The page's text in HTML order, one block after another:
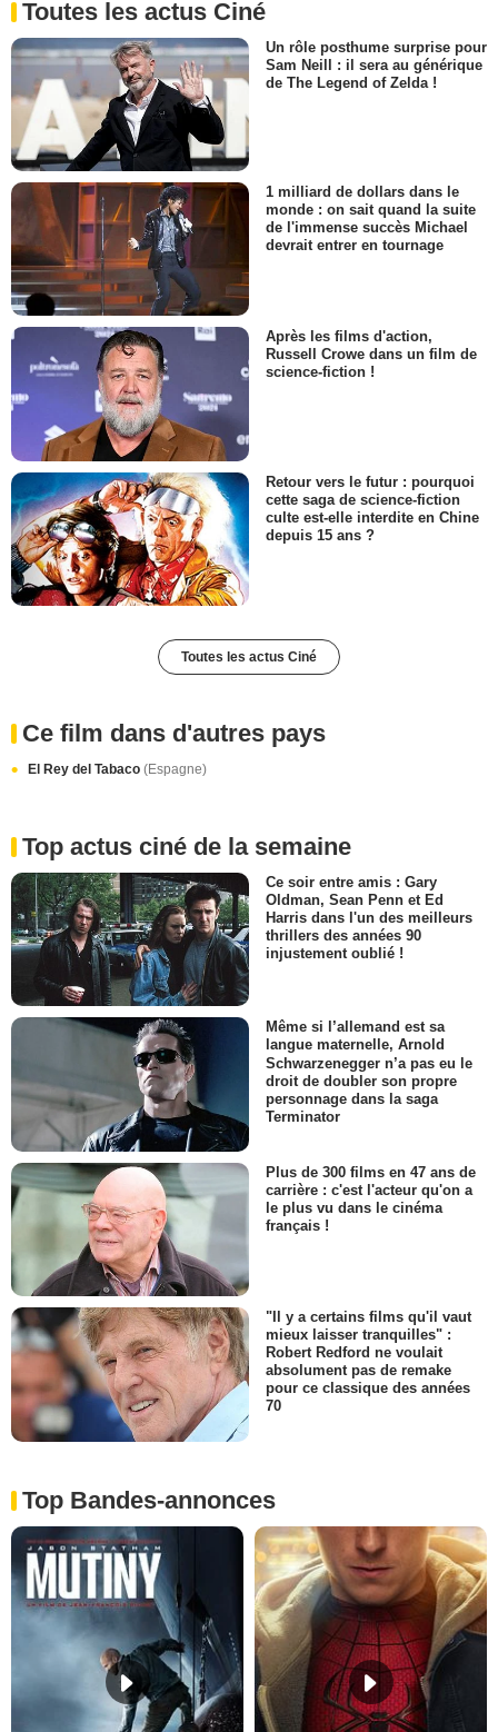
Toutes les actus Ciné
Un rôle posthume surprise pour
Sam Neill : il sera au générique
de The Legend of Zelda !
1 milliard de dollars dans le
monde : on sait quand la suite
de l'immense succès Michael
devrait entrer en tournage
Après les films d'action,
Russell Crowe dans un film de
science-fiction !
Retour vers le futur : pourquoi
cette saga de science-fiction
culte est-elle interdite en Chine
depuis 15 ans ?
Toutes les actus Ciné
Ce film dans d'autres pays
El Rey del Tabaco (Espagne)
Top actus ciné de la semaine
Ce soir entre amis : Gary
Oldman, Sean Penn et Ed
Harris dans l'un des meilleurs
thrillers des années 90
injustement oublié !
Même si l’allemand est sa
langue maternelle, Arnold
Schwarzenegger n’a pas eu le
droit de doubler son propre
personnage dans la saga
Terminator
Plus de 300 films en 47 ans de
carrière : c'est l'acteur qu'on a
le plus vu dans le cinéma
français !
"Il y a certains films qu'il vaut
mieux laisser tranquilles" :
Robert Redford ne voulait
absolument pas de remake
pour ce classique des années
70
Top Bandes-annonces